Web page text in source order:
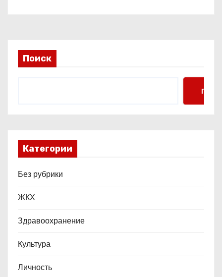
я
м
Поиск
Поиск
Категории
Без рубрики
ЖКХ
Здравоохранение
Культура
Личность